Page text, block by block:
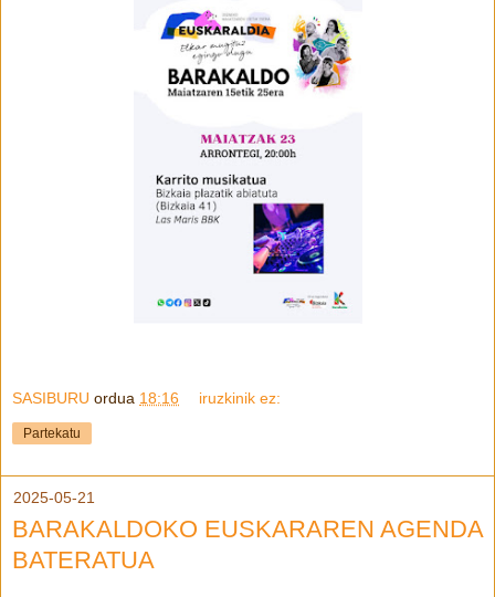
SASIBURU ordua 18:16 iruzkinik ez:
Partekatu
2025-05-21
BARAKALDOKO EUSKARAREN AGENDA
BATERATUA